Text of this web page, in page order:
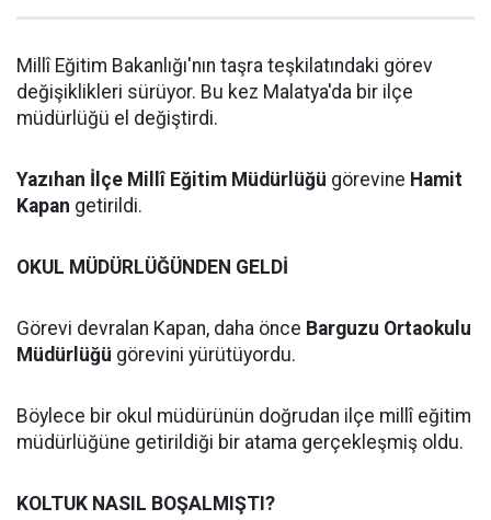
Millî Eğitim Bakanlığı'nın taşra teşkilatındaki görev
değişiklikleri sürüyor. Bu kez Malatya'da bir ilçe
müdürlüğü el değiştirdi.
Yazıhan İlçe Millî Eğitim Müdürlüğü görevine Hamit
Kapan getirildi.
OKUL MÜDÜRLÜĞÜNDEN GELDİ
Görevi devralan Kapan, daha önce Barguzu Ortaokulu
Müdürlüğü görevini yürütüyordu.
Böylece bir okul müdürünün doğrudan ilçe millî eğitim
müdürlüğüne getirildiği bir atama gerçekleşmiş oldu.
KOLTUK NASIL BOŞALMIŞTI?